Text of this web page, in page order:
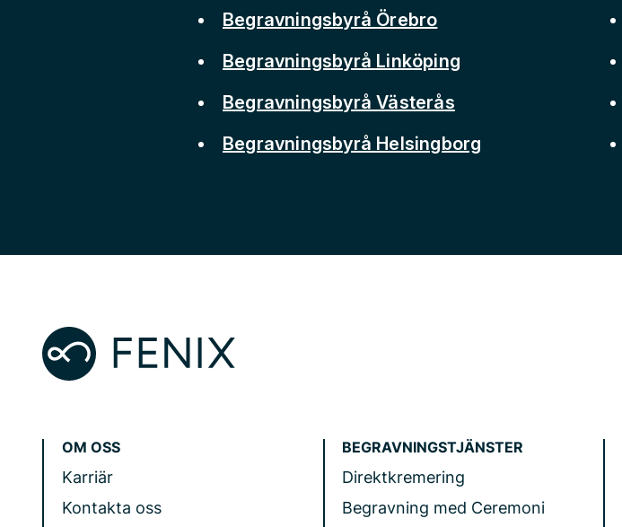
Begravningsbyrå Örebro
Begravningsbyrå Linköping
Begravningsbyrå Västerås
Begravningsbyrå Helsingborg
OM OSS
Karriär
Kontakta oss
BEGRAVNINGSTJÄNSTER
Direktkremering
Begravning med Ceremoni